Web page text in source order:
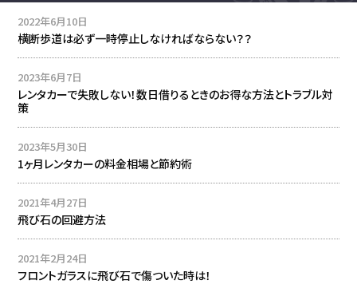
2022年6月10日
横断歩道は必ず一時停止しなければならない？？
2023年6月7日
レンタカーで失敗しない！数日借りるときのお得な方法とトラブル対
策
2023年5月30日
1ヶ月レンタカーの料金相場と節約術
2021年4月27日
飛び石の回避方法
2021年2月24日
フロントガラスに飛び石で傷ついた時は！